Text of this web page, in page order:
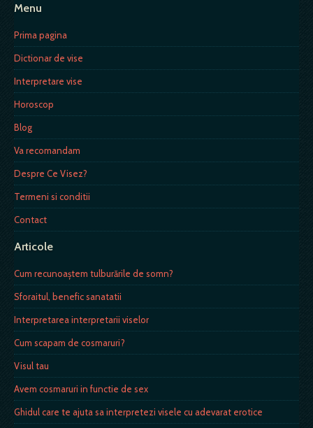
Menu
Prima pagina
Dictionar de vise
Interpretare vise
Horoscop
Blog
Va recomandam
Despre Ce Visez?
Termeni si conditii
Contact
Articole
Cum recunoaştem tulburările de somn?
Sforaitul, benefic sanatatii
Interpretarea interpretarii viselor
Cum scapam de cosmaruri?
Visul tau
Avem cosmaruri in functie de sex
Ghidul care te ajuta sa interpretezi visele cu adevarat erotice